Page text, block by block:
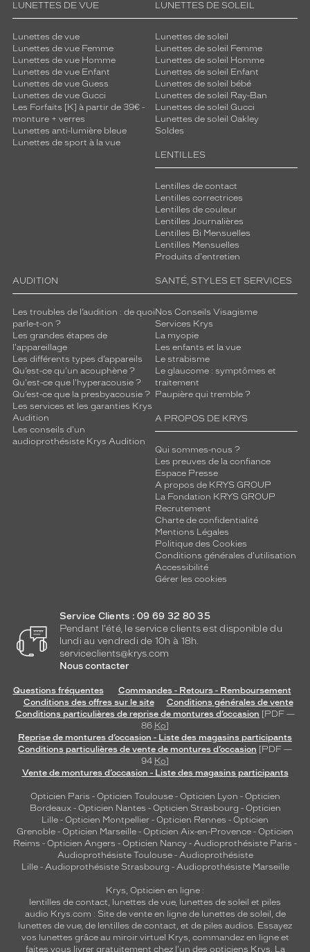
LUNETTES DE VUE
Lunettes de vue
Lunettes de vue Femme
Lunettes de vue Homme
Lunettes de vue Enfant
Lunettes de vue Guess
Lunettes de vue Gucci
Les Forfaits [K] à partir de 39€ -
monture + verres
Lunettes anti-lumière bleue
Lunettes de sport à la vue
LUNETTES DE SOLEIL
Lunettes de soleil
Lunettes de soleil Femme
Lunettes de soleil Homme
Lunettes de soleil Enfant
Lunettes de soleil bébé
Lunettes de soleil Ray-Ban
Lunettes de soleil Gucci
Lunettes de soleil Oakley
Soldes
LENTILLES
Lentilles de contact
Lentilles correctrices
Lentilles de couleur
Lentilles Journalières
Lentilles Bi Mensuelles
Lentilles Mensuelles
Produits d'entretien
AUDITION
Les troubles de l’audition : de quoi
parle-t-on ?
Les grandes étapes de
l'appareillage
Les différents types d’appareils
Qu’est-ce qu'un acouphène ?
Qu'est-ce que l'hyperacousie ?
Qu’est-ce que la presbyacousie ?
Les services et les garanties Krys
Audition
Les conseils d'un
audioprothésiste Krys Audition
SANTÉ, STYLES ET SERVICES
Nos Conseils Visagisme
Services Krys
La myopie
Les enfants et la vue
Le strabisme
Le glaucome : symptômes et
traitement
Paupière qui tremble ?
A PROPOS DE KRYS
Qui sommes-nous ?
Les preuves de la confiance
Espace Presse
A propos de KRYS GROUP
La Fondation KRYS GROUP
Recrutement
Charte de confidentialité
Mentions Légales
Politique des Cookies
Conditions générales d'utilisation
Accessibilité
Gérer les cookies
Service Clients : 09 69 32 80 35
Pendant l'été, le service clients est disponible du
lundi au vendredi de 10h à 18h.
serviceclients@krys.com
Nous contacter
Questions fréquentes
Commandes - Retours - Remboursement
Conditions des offres sur le site
Conditions générales de vente
Conditions particulières de reprise de montures d’occasion [PDF —
86 Ko]
Reprise de montures d’occasion - Liste des magasins participants
Conditions particulières de vente de montures d’occasion [PDF —
94 Ko]
Vente de montures d’occasion - Liste des magasins participants
Opticien Paris - Opticien Toulouse- Opticien Lyon - Opticien
Bordeaux- Opticien Nantes - Opticien Strasbourg - Opticien
Lille - Opticien Montpellier - Opticien Rennes - Opticien
Grenoble - Opticien Marseille - Opticien Aix-en-Provence - Opticien
Reims - Opticien Angers - Opticien Nancy - Audioprothésiste Paris -
Audioprothésiste Toulouse- Audioprothésiste
Lille- Audioprothésiste Strasbourg - Audioprothésiste Marseille
Krys, Opticien en ligne :
lentilles de contact, lunettes de vue, lunettes de soleil et piles
audio Krys.com : Site de vente en ligne de lunettes de soleil, de
lunettes de vue, de lentilles de contact, et de piles audios. Essayez
vos lunettes grâce au miroir virtuel Krys, commandez en ligne et
faites vous livrer gratuitement chez l'un des opticiens Krys. La